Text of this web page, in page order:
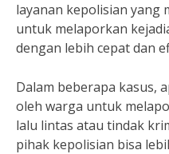
layanan kepolisian yang
untuk melaporkan
dengan lebih cepat dan
Dalam beberapa kasus,
oleh warga untuk
lalu lintas atau tindak
pihak kepolisian bisa